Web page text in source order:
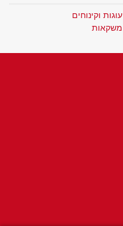
עוגות וקינוחים
משקאות